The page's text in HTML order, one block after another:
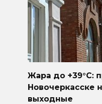
Жара до +39°C:
Новочеркасске
выходные